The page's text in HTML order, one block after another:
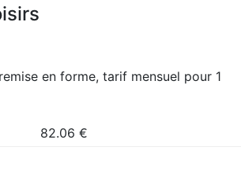
en forme, tarif mensuel pour 1
82.06 €